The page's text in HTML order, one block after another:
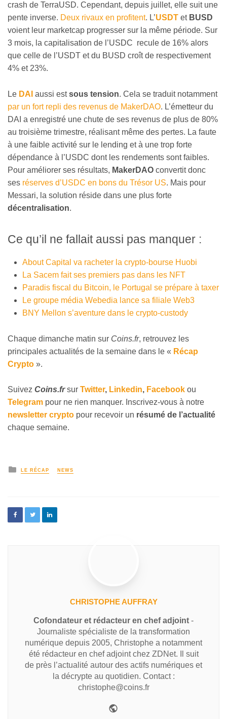
crash de TerraUSD. Cependant, depuis juillet, elle suit une
pente inverse. Deux rivaux en profitent. L’USDT et BUSD
voient leur marketcap progresser sur la même période. Sur
3 mois, la capitalisation de l’USDC recule de 16% alors
que celle de l’USDT et du BUSD croît de respectivement
4% et 23%.
Le DAI aussi estsous tension. Cela se traduit notamment
par un fort repli des revenus de MakerDAO. L’émetteur du
DAI a enregistré une chute de ses revenus de plus de 80%
au troisième trimestre, réalisant même des pertes. La faute
à une faible activité sur le lending et à une trop forte
dépendance à l’USDC dont les rendements sont faibles.
Pour améliorer ses résultats, MakerDAO convertit donc
ses réserves d’USDC en bons du Trésor US. Mais pour
Messari, la solution réside dans une plus forte
décentralisation.
Ce qu’il ne fallait aussi pas manquer :
About Capital va racheter la crypto-bourse Huobi
La Sacem fait ses premiers pas dans les NFT
Paradis fiscal du Bitcoin, le Portugal se prépare à taxer
Le groupe média Webedia lance sa filiale Web3
BNY Mellon s’aventure dans le crypto-custody
Chaque dimanche matin sur Coins.fr, retrouvez les
principales actualités de la semaine dans le « Récap
Crypto ».
Suivez Coins.frsur Twitter, Linkedin, Facebook ou
Telegram pour ne rien manquer. Inscrivez-vous à notre
newsletter crypto pour recevoir un résumé de l’actualité
chaque semaine.
LE RÉCAP NEWS
CHRISTOPHE AUFFRAY
Cofondateur et rédacteur en chef adjoint -
Journaliste spécialiste de la transformation
numérique depuis 2005, Christophe a notamment
été rédacteur en chef adjoint chez ZDNet. Il suit
de près l’actualité autour des actifs numériques et
la décrypte au quotidien. Contact :
christophe@coins.fr